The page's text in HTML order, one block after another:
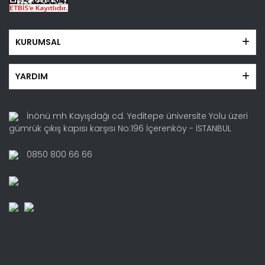
KURUMSAL
YARDIM
İnönü mh Kayışdağı cd. Yeditepe üniversite Yolu üzeri
gümrük çıkış kapısı karşısı No:196 İçerenköy - İSTANBUL
0850 800 66 66